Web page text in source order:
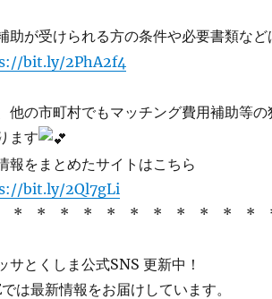
助が受けられる方の条件や必要書類な
bit.ly/2PhA2f4
他の市町村でもマッチング費用補助等
ます
報をまとめたサイトはこちら
bit.ly/2Ql7gLi
* * * * * * * * * * *
サとくしま公式SNS 更新中！
は最新情報をお届けしています。